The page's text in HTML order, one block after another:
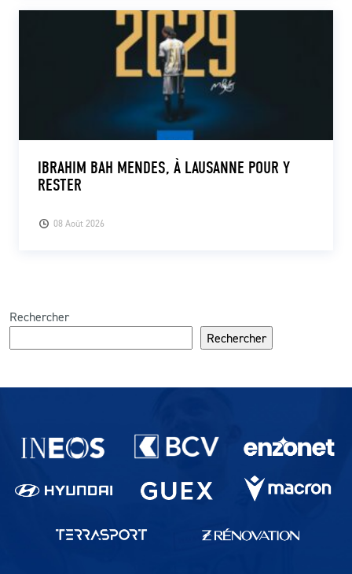
08 Août 2026
IBRAHIM BAH MENDES, À LAUSANNE POUR Y
RESTER
Rechercher
Rechercher
Partenaires du lausanne-Sport